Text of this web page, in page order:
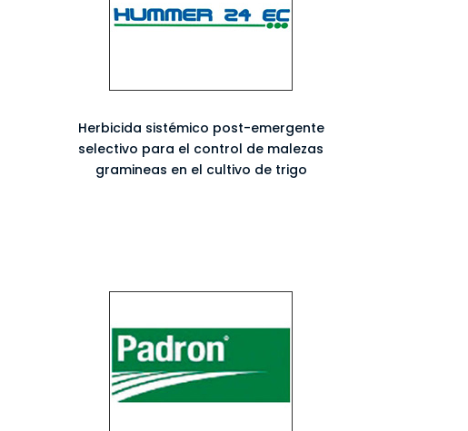
Herbicida sistémico post-emergente
selectivo para el control de malezas
gramineas en el cultivo de trigo